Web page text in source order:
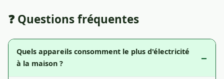
❓ Questions fréquentes
Quels appareils consomment le plus d'électricité
à la maison ?